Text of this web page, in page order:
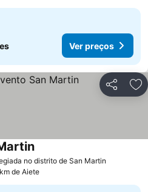
Ver preços
Partilhar
no distrito de San Martin
Ver preços
de Aiete